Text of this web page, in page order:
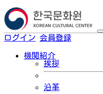
ログイン 会員登録
機関紹介
挨拶
沿革